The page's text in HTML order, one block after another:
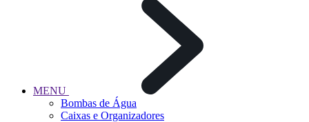
MENU
Bombas de Água
Caixas e Organizadores